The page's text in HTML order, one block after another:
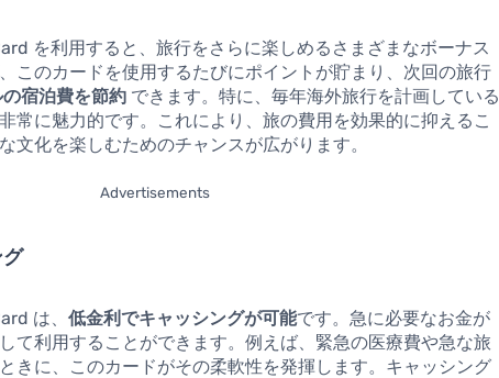
を利用すると、旅行をさらに楽しめるさまざまなボーナス
このカードを使用するたびにポイントが貯まり、次回の旅行
宿泊費を節約 できます。特に、毎年海外旅行を計画している
常に魅力的です。これにより、旅の費用を効果的に抑えるこ
文化を楽しむためのチャンスが広がります。
Advertisements
は、低金利でキャッシングが可能です。急に必要なお金が
て利用することができます。例えば、緊急の医療費や急な旅
きに、このカードがその柔軟性を発揮します。キャッシング